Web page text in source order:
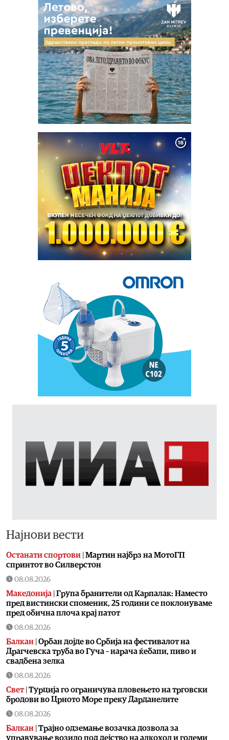
Најнови вести
Останати спортови Мартин најбрз на МотоГП
спринтот во Силверстон
08.08.2026
Македонија Група бранители од Карпалак: Наместо
пред вистински споменик, 25 години се поклонуваме
пред обична плоча крај патот
08.08.2026
Балкан Орбан дојде во Србија на фестивалот на
Драгчевска труба во Гуча – нарача ќебапи, пиво и
свадбена зелка
08.08.2026
Свет| Турција го ограничува пловењето на трговски
бродови во Црното Море преку Дарданелите
08.08.2026
Балкан Трајно одземање возачка дозвола за
управување возило под дејство на алкохол и големи